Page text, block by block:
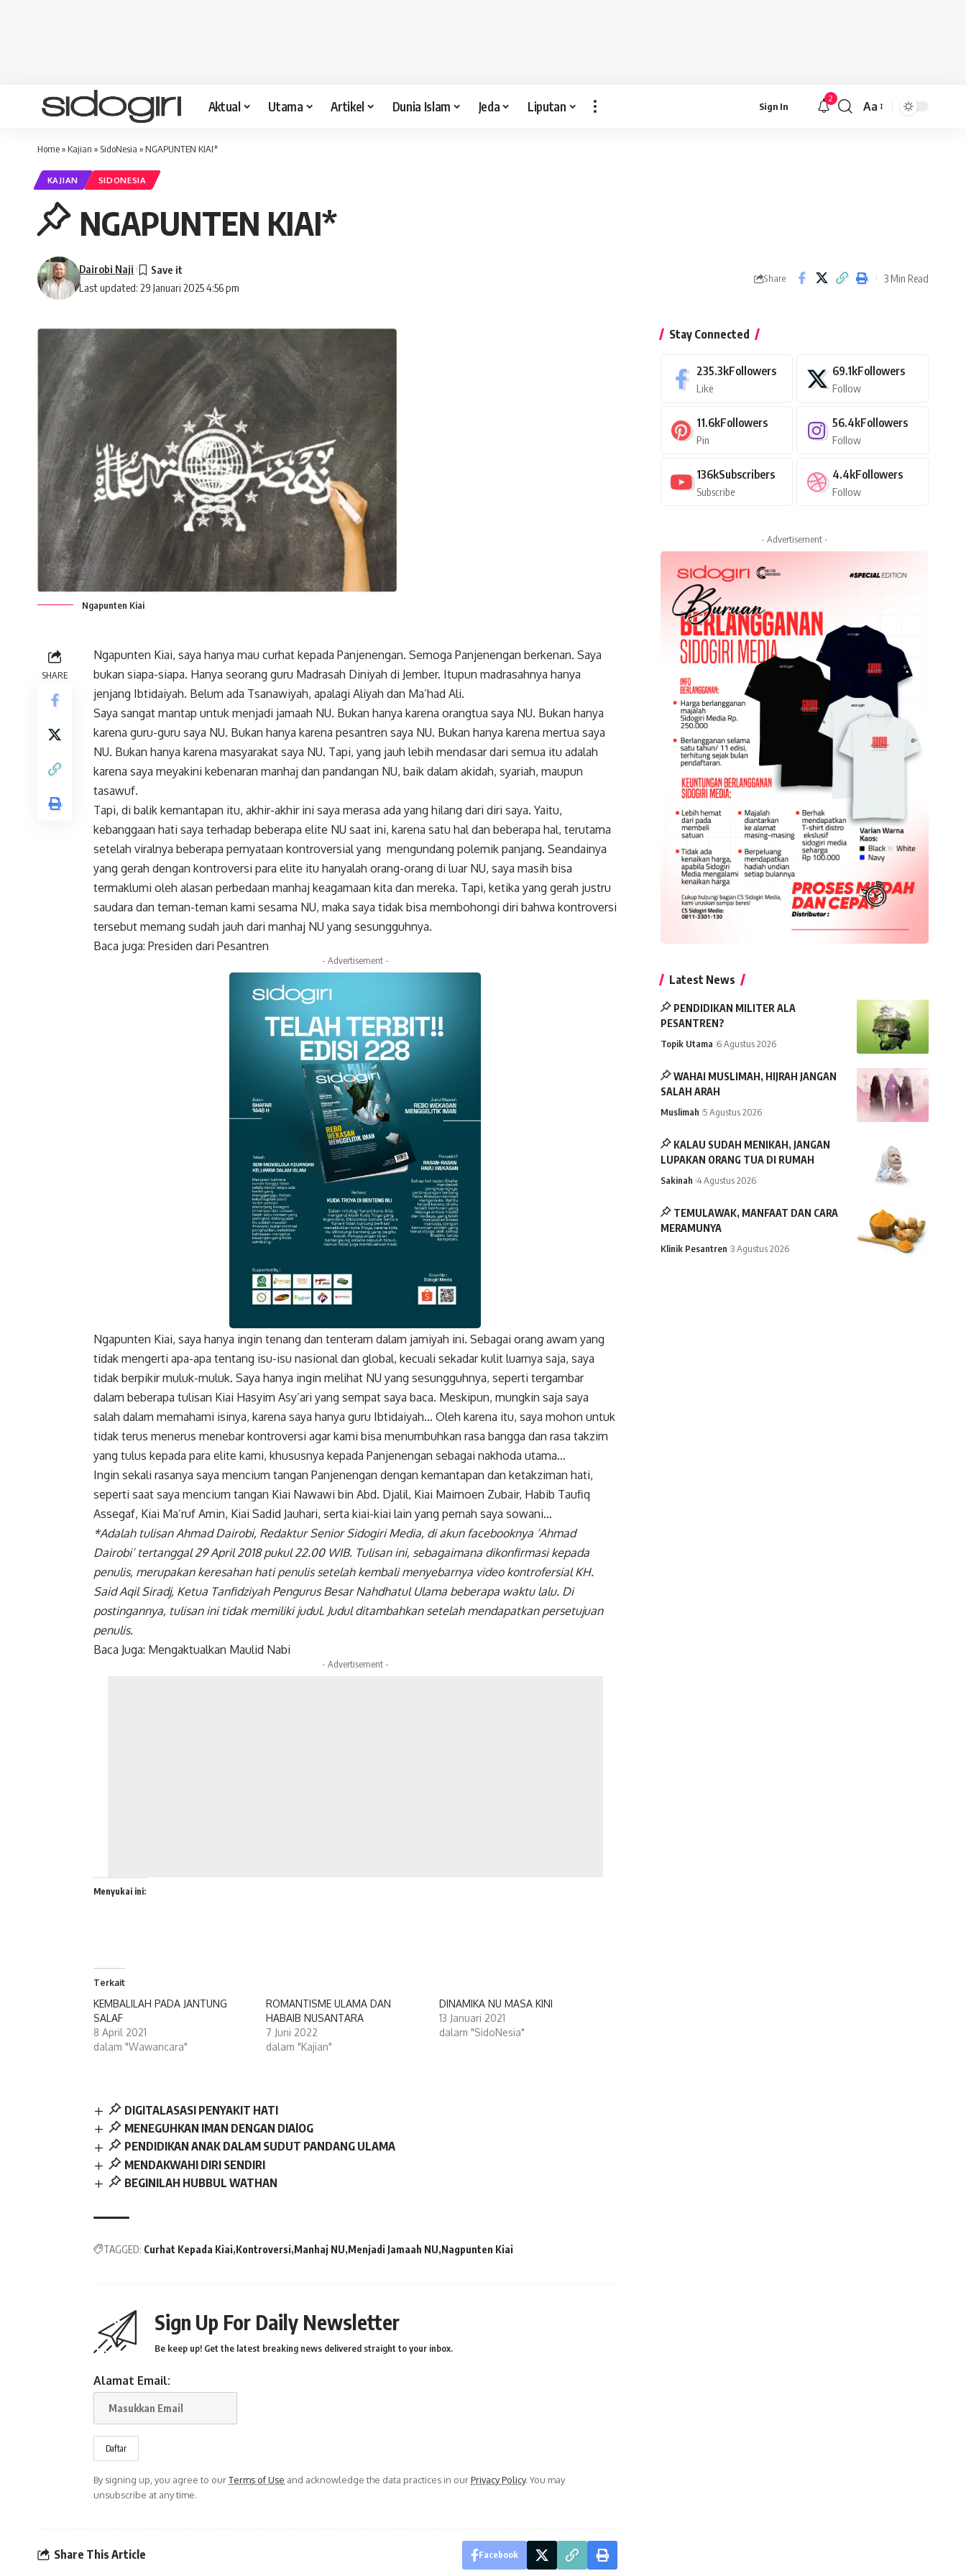
Aktual Utama Artikel Dunia Islam Jeda Liputan Sign In
2
Font
Aa
Home» Kajian » SidoNesia » NGAPUNTEN KIAI*
KAJIAN SIDONESIA
NGAPUNTEN KIAI*
Last updated: 29 Januari 2025 4:56 pm
Dairobi Naji
Share 3 Min Read
Ngapunten Kiai
SHARE
Ngapunten Kiai, saya hanya mau curhat kepada Panjenengan. Semoga Panjenengan berkenan. Saya
bukan siapa-siapa. Hanya seorang guru Madrasah Diniyah di Jember. Itupun madrasahnya hanya
jenjang Ibtidaiyah. Belum ada Tsanawiyah, apalagi Aliyah dan Ma’had Ali.
Saya sangat mantap untuk menjadi jamaah NU. Bukan hanya karena orangtua saya NU. Bukan hanya
karena guru-guru saya NU. Bukan hanya karena pesantren saya NU. Bukan hanya karena mertua saya
NU. Bukan hanya karena masyarakat saya NU. Tapi, yang jauh lebih mendasar dari semua itu adalah
karena saya meyakini kebenaran manhaj dan pandangan NU, baik dalam akidah, syariah, maupun
tasawuf.
Tapi, di balik kemantapan itu, akhir-akhir ini saya merasa ada yang hilang dari diri saya. Yaitu,
kebanggaan hati saya terhadap beberapa elite NU saat ini, karena satu hal dan beberapa hal, terutama
setelah viralnya beberapa pernyataan kontroversial yang mengundang polemik panjang. Seandainya
yang gerah dengan kontroversi para elite itu hanyalah orang-orang di luar NU, saya masih bisa
termaklumi oleh alasan perbedaan manhaj keagamaan kita dan mereka. Tapi, ketika yang gerah justru
saudara dan teman-teman kami sesama NU, maka saya tidak bisa membohongi diri bahwa kontroversi
tersebut memang sudah jauh dari manhaj NU yang sesungguhnya.
Baca juga: Presiden dari Pesantren
- Advertisement -
Facebook
Gmail
Facebook Twitter Gmail
Ngapunten Kiai, saya hanya ingin tenang dan tenteram dalam jamiyah ini. Sebagai orang awam yang
tidak mengerti apa-apa tentang isu-isu nasional dan global, kecuali sekadar kulit luarnya saja, saya
tidak berpikir muluk-muluk. Saya hanya ingin melihat NU yang sesungguhnya, seperti tergambar
dalam beberapa tulisan Kiai Hasyim Asy’ari yang sempat saya baca. Meskipun, mungkin saja saya
salah dalam memahami isinya, karena saya hanya guru Ibtidaiyah… Oleh karena itu, saya mohon untuk
tidak terus menerus menebar kontroversi agar kami bisa menumbuhkan rasa bangga dan rasa takzim
yang tulus kepada para elite kami, khususnya kepada Panjenengan sebagai nakhoda utama…
Ingin sekali rasanya saya mencium tangan Panjenengan dengan kemantapan dan ketakziman hati,
seperti saat saya mencium tangan Kiai Nawawi bin Abd. Djalil, Kiai Maimoen Zubair, Habib Taufiq
Assegaf, Kiai Ma’ruf Amin, Kiai Sadid Jauhari, serta kiai-kiai lain yang pernah saya sowani…
*Adalah tulisan Ahmad Dairobi, Redaktur Senior Sidogiri Media, di akun facebooknya ‘Ahmad
Dairobi’ tertanggal 29 April 2018 pukul 22.00 WIB. Tulisan ini, sebagaimana dikonfirmasi kepada
penulis, merupakan keresahan hati penulis setelah kembali menyebarnya video kontrofersial KH.
Said Aqil Siradj, Ketua Tanfidziyah Pengurus Besar Nahdhatul Ulama beberapa waktu lalu. Di
postingannya, tulisan ini tidak memiliki judul. Judul ditambahkan setelah mendapatkan persetujuan
penulis.
Baca Juga: Mengaktualkan Maulid Nabi
- Advertisement -
Menyukai ini:
Terkait
KEMBALILAH PADA JANTUNG
SALAF
8 April 2021
dalam "Wawancara"
ROMANTISME ULAMA DAN
HABAIB NUSANTARA
7 Juni 2022
dalam "Kajian"
DINAMIKA NU MASA KINI
13 Januari 2021
dalam "SidoNesia"
DIGITALASASI PENYAKIT HATI
MENEGUHKAN IMAN DENGAN DIAlOG
PENDIDIKAN ANAK DALAM SUDUT PANDANG ULAMA
MENDAKWAHI DIRI SENDIRI
BEGINILAH HUBBUL WATHAN
TAGGED: Curhat Kepada Kiai Kontroversi Manhaj NU Menjadi Jamaah NU Nagpunten Kiai
Sign Up For Daily Newsletter
Be keep up! Get the latest breaking news delivered straight to your inbox.
Alamat Email:
By signing up, you agree to ourTerms of Use and acknowledge the data practices in ourPrivacy Policy. You may
unsubscribe at any time.
Share This Article Facebook
Stay Connected
235.3kFollowers
Like
69.1kFollowers
Follow
11.6kFollowers
Pin
56.4kFollowers
Follow
136kSubscribers
Subscribe
4.4kFollowers
Follow
- Advertisement -
Latest News
PENDIDIKAN MILITER ALA
PESANTREN?
Topik Utama 6 Agustus 2026
WAHAI MUSLIMAH, HIJRAH JANGAN
SALAH ARAH
Muslimah 5 Agustus 2026
KALAU SUDAH MENIKAH, JANGAN
LUPAKAN ORANG TUA DI RUMAH
Sakinah 4 Agustus 2026
TEMULAWAK, MANFAAT DAN CARA
MERAMUNYA
Klinik Pesantren 3 Agustus 2026